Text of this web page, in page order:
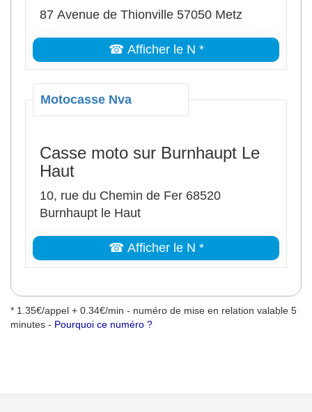
87 Avenue de Thionville 57050 Metz
☎ Afficher le N *
Motocasse Nva
Casse moto sur Burnhaupt Le
Haut
10, rue du Chemin de Fer 68520
Burnhaupt le Haut
☎ Afficher le N *
* 1.35€/appel + 0.34€/min - numéro de mise en relation valable 5
minutes - Pourquoi ce numéro ?